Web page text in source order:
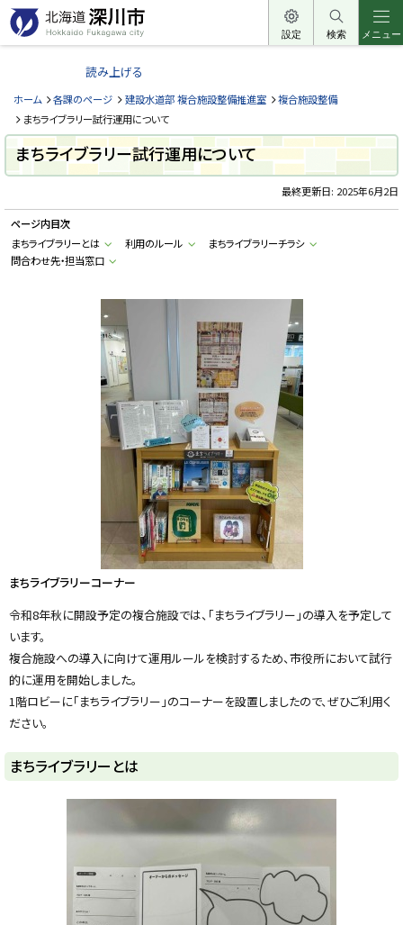
本
文
へ
ー
北
道
深
川
市
H
k
a
d
o
設定 検索 メニュー
読み上げる
ホーム 各課のページ 建設水道部 複合施設整備推進室
複合施設整備
まちライブラリー試行運用について
まちライブラリー試行運用について
最終更新日: 2025年6月2日
ページ内目次
まちライブラリーとは
利用のルール
まちライブラリーチラシ
問合わせ先・担当窓口
まちライブラリーコーナー
令和8年秋に開設予定の複合施設では、「まちライブラリー」の導入を予定して
います。
複合施設への導入に向けて運用ルールを検討するため、市役所において試行
的に運用を開始しました。
1階ロビーに「まちライブラリー」のコーナーを設置しましたので、ぜひご利用く
ださい。
まちライブラリーとは